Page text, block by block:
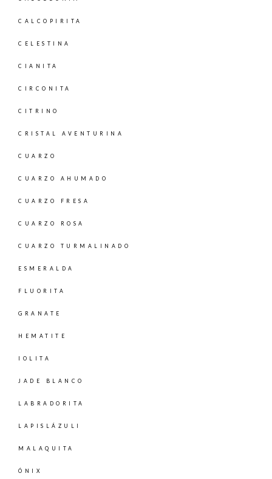
CALCOPIRITA
CELESTINA
CIANITA
CIRCONITA
CITRINO
CRISTAL AVENTURINA
CUARZO
CUARZO AHUMADO
CUARZO FRESA
CUARZO ROSA
CUARZO TURMALINADO
ESMERALDA
FLUORITA
GRANATE
HEMATITE
IOLITA
JADE BLANCO
LABRADORITA
LAPISLÁZULI
MALAQUITA
ÓNIX